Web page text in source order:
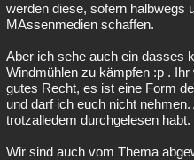
werden diese, sofern halbwegs
MAssenmedien schaffen.
Aber ich sehe auch ein dasses
Windmühlen zu kämpfen :p .
gutes Recht, es ist eine Form
und darf ich euch nicht
trotzalledem durchgelesen habt.
Wir sind auch vom Thema